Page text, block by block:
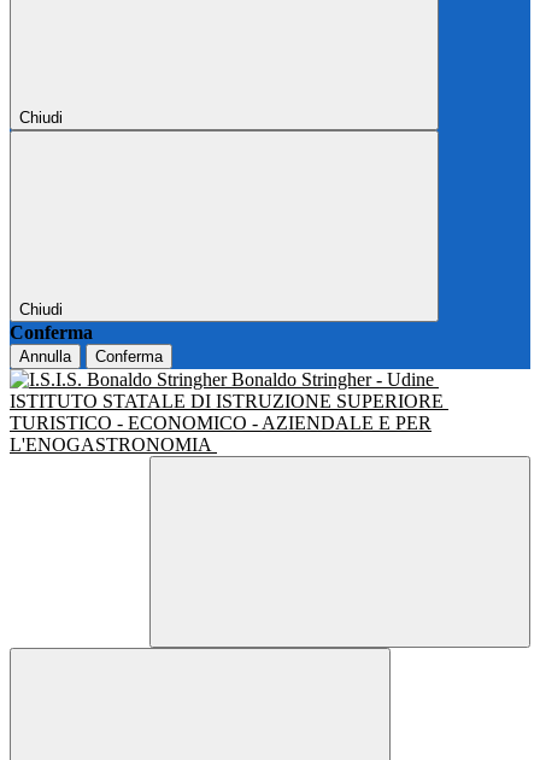
Chiudi
Chiudi
Conferma
Annulla Conferma
Bonaldo Stringher - Udine
ISTITUTO STATALE DI ISTRUZIONE SUPERIORE
TURISTICO - ECONOMICO - AZIENDALE E PER
L'ENOGASTRONOMIA